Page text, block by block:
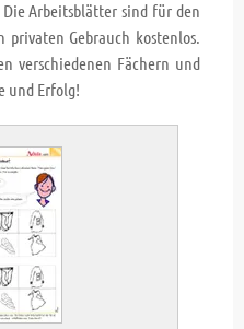
Arbeitsblätter sind für den
Gebrauch kostenlos.
verschiedenen Fächern und
und Erfolg!